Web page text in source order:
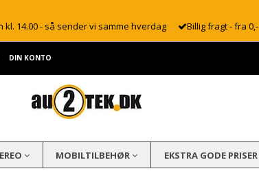
kl. 14.00 - så sender vi samme hverdag Billig fragt - fra 0,-
DIN KONTO
MOBILTILBEHØR EKSTRA GODE PRISER